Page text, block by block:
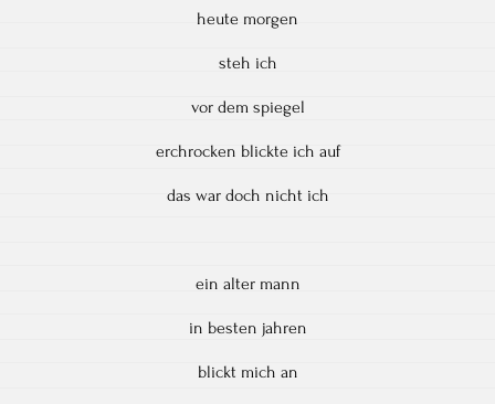
heute morgen
steh ich
vor dem spiegel
erchrocken blickte ich auf
das war doch nicht ich
ein alter mann
in besten jahren
blickt mich an